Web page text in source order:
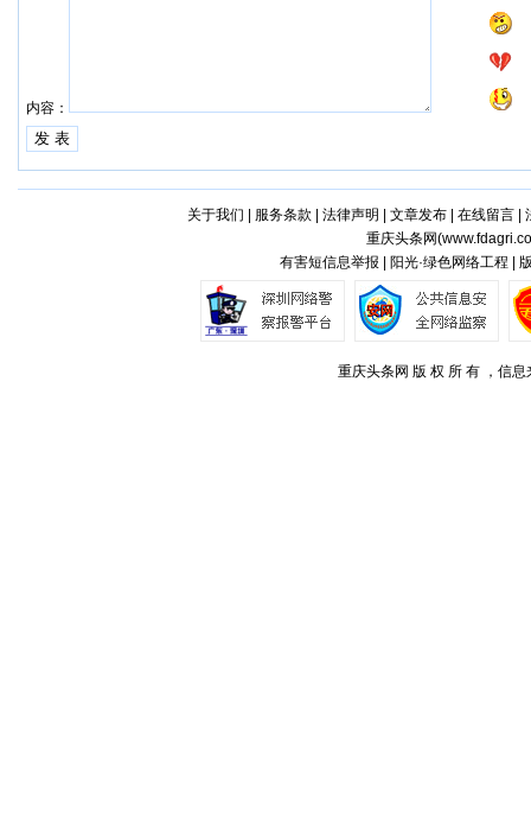
内容：
关于我们 服务条款 法律声明 文章发布| 在线留言|
重庆头条网(
有害短信息举报 | 阳光·绿色网络工程 |
重庆头条网 版 权 所 有 ，信